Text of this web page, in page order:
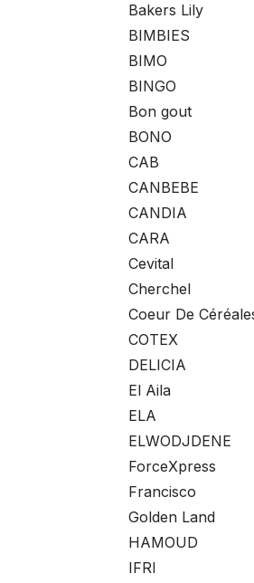
Bakers Lily
BIMBIES
BIMO
BINGO
Bon gout
BONO
CAB
CANBEBE
CANDIA
CARA
Cevital
Cherchel
Coeur De
COTEX
DELICIA
El Aila
ELA
ELWODJDENE
ForceXpress
Francisco
Golden Land
HAMOUD
IFRI